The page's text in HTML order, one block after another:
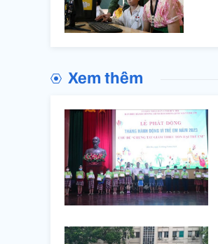
Xem thêm